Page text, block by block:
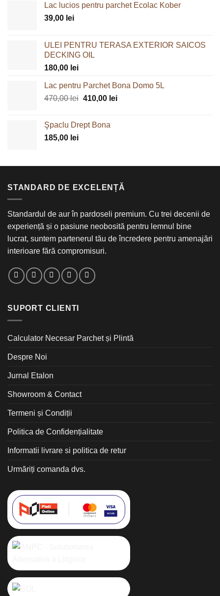
Lac lucios pentru parchet Ecolac Kober
39,00 lei
ULEI PENTRU TERASA EXTERIOR SAICOS
DECKING OIL
180,00 lei
Lac pentru Parchet Bona Domo 5L
470,00lei Prețul
fost:
410,00 leiPrețul
Şpaclu Drept Bona
185,00 lei
STANDARD DE EXCELENȚĂ
Standardul de aur în pardoseli premium. Cu trei decenii de
experiență și o pasiune neobosită pentru lemnul bine
lucrat, suntem partenerul tău de încredere pentru amenajări
interioare fără compromisuri.
SUPORT CLIENTI
Calculator Necesar Parchet și Plintă
Despre Noi
Jurnal Etalon
Showroom & Contact
Termeni și Condiții
Politica de Confidențialitate
Informatii livrare si politica de retur
Urmăriți comanda dvs.